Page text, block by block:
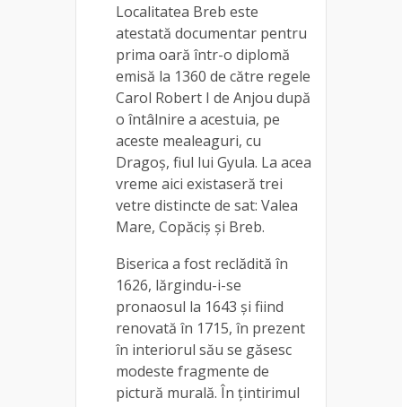
Localitatea Breb este
atestată documentar pentru
prima oară într-o diplomă
emisă la 1360 de către regele
Carol Robert I de Anjou după
o întâlnire a acestuia, pe
aceste mealeaguri, cu
Dragoş, fiul lui Gyula. La acea
vreme aici existaseră trei
vetre distincte de sat: Valea
Mare, Copăciş şi Breb.
Biserica a fost reclădită în
1626, lărgindu-i-se
pronaosul la 1643 şi fiind
renovată în 1715, în prezent
în interiorul său se găsesc
modeste fragmente de
pictură murală. În țintirimul